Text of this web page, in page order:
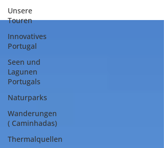
Unsere
Touren
Innovatives
Portugal
Seen und
Lagunen
Portugals
Naturparks
Wanderungen
( Caminhadas)
Thermalquellen